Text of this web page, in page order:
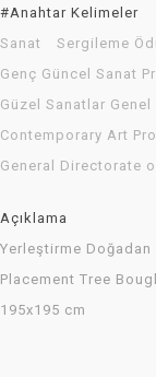
#Anahtar Kelimeler
Sanat
Sergileme
Genç Güncel Sanat
Güzel Sanatlar Genel
Contemporary Art
General Directorate
Açıklama
Yerleştirme Doğadan
Placement Tree
195x195 cm